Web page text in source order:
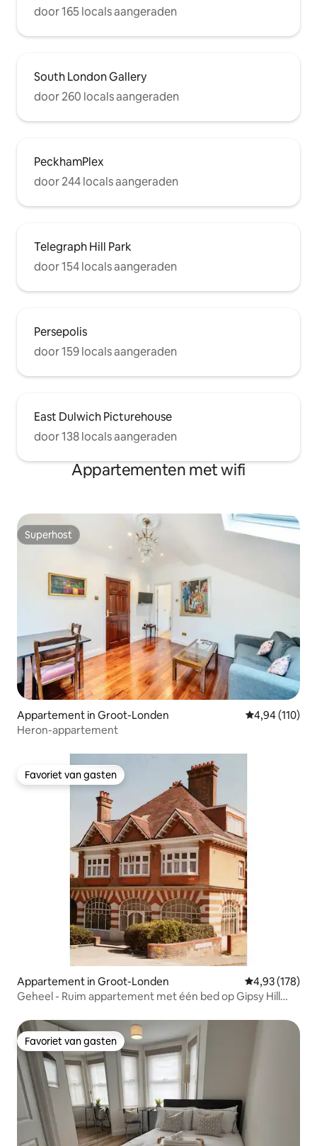
door 165 locals aangeraden
South London Gallery
door 260 locals aangeraden
PeckhamPlex
door 244 locals aangeraden
Telegraph Hill Park
door 154 locals aangeraden
Persepolis
door 159 locals aangeraden
East Dulwich Picturehouse
door 138 locals aangeraden
Appartementen met wifi
Superhost
Superhost
Appartement in Groot-Londen Gemiddelde
4,94 (110)
Heron-appartement
Favoriet van gasten
Favoriet van gasten
Appartement in Groot-Londen Gemiddelde
4,93 (178)
Geheel - Ruim appartement met één bed op Gipsy Hill
Favoriet van gasten
Favoriet van gasten